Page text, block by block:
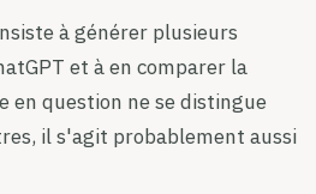
à générer plusieurs
et à en comparer la
en question ne se distingue
il s'agit probablement aussi